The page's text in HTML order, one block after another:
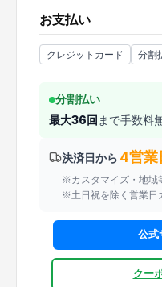
電源
CPUクーラー
お支払い
クレジットカード 分割
分割払い
最大36回 まで手数料
決済日から 4営業
※カスタマイズ・地域
※土日祝を除く営業日
公式
クー